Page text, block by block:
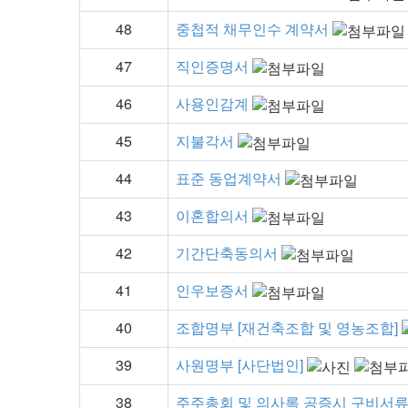
48
중첩적 채무인수 계약서
47
직인증명서
46
사용인감계
45
지불각서
44
표준 동업계약서
43
이혼합의서
42
기간단축동의서
41
인우보증서
40
조합명부 [재건축조합 및 영농조합]
39
사원명부 [사단법인]
38
주주총회 및 의사록 공증시 구비서류